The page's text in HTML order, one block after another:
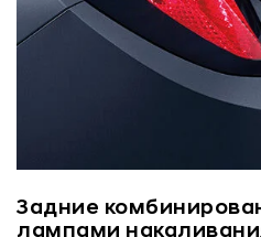
Задние
лампами